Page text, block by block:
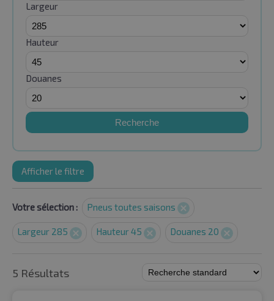
Largeur
Hauteur
Douanes
Recherche
Afficher le filtre
Votre sélection : Pneus toutes saisons
Largeur 285 Hauteur 45 Douanes 20
5 Résultats